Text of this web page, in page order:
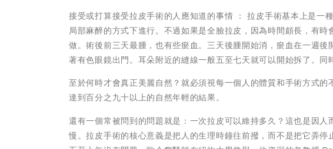
接受或打算接受拉皮手術的人應知道的事情 ： 拉皮手術基本上是一
局部麻醉的方式下進行。不過如果是全臉拉皮，因為時間頗長，有
做。術後前三天最腫，也有些瘀血。三天後腫開始消，瘀血在一週
著有色眼鏡出門。耳朵附近的縫線一般五至七天就可以開始拆了。同
至於何時才會真正美麗自然？就必須視每一個人的體質和手術方式
達到百分之九十以上的自然年輕的結果。
還有一個常被問到的問題就是：一次拉皮可以維持多久？這也是因
慢。拉皮手術的核心意義是把人的生理時鐘往前撥，而不是把它弄